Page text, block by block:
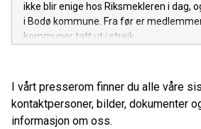
ikke blir enige hos Riksmekleren i dag,
i Bodø kommune. Fra før er
kommuner tatt ut i streik.
I vårt presserom finner du alle våre
kontaktpersoner, bilder, dokumenter
informasjon om oss.